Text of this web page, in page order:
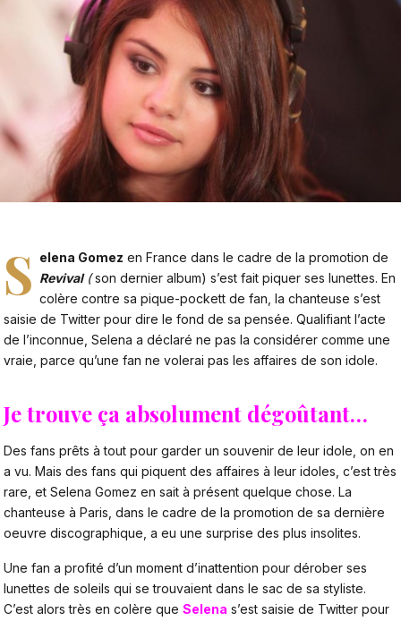
S elena Gomez en France dans le cadre de la promotion de
Revival(son dernier album) s’est fait piquer ses lunettes. En
colère contre sa pique-pockett de fan, la chanteuse s’est
saisie de Twitter pour dire le fond de sa pensée. Qualifiant l’acte
de l’inconnue, Selena a déclaré ne pas la considérer comme une
vraie, parce qu’une fan ne volerai pas les affaires de son idole.
Je trouve ça absolument dégoûtant…
Des fans prêts à tout pour garder un souvenir de leur idole, on en
a vu. Mais des fans qui piquent des affaires à leur idoles, c’est très
rare, et Selena Gomez en sait à présent quelque chose. La
chanteuse à Paris, dans le cadre de la promotion de sa dernière
oeuvre discographique, a eu une surprise des plus insolites.
Une fan a profité d’un moment d’inattention pour dérober ses
lunettes de soleils qui se trouvaient dans le sac de sa styliste.
C’est alors très en colère que Selena s’est saisie de Twitter pour